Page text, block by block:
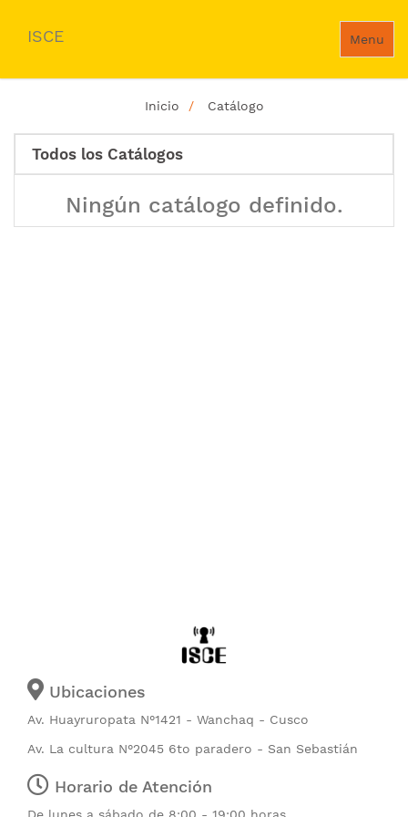
Menu
ISCE
Inicio Catálogo
Todos los Catálogos
Ningún catálogo definido.
Ubicaciones
Av. Huayruropata N°1421 - Wanchaq - Cusco
Av. La cultura N°2045 6to paradero - San Sebastián
Horario de Atención